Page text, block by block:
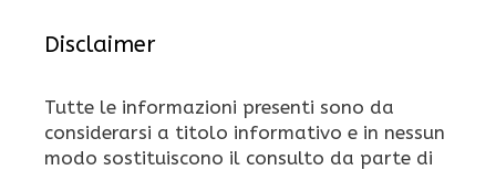
Disclaimer
Tutte le informazioni presenti sono da
considerarsi a titolo informativo e in nessun
modo sostituiscono il consulto da parte di